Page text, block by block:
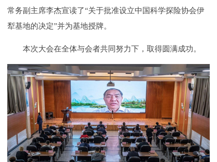
常务副主席李杰宣读了“关于批准设立中国科学探险协会伊
犁基地的决定”并为基地授牌。
本次大会在全体与会者共同努力下，取得圆满成功。